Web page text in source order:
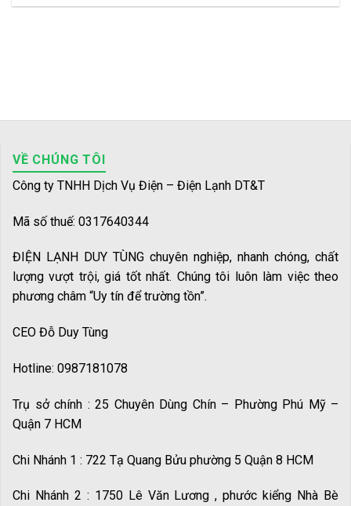
VỀ CHÚNG TÔI
Công ty TNHH Dịch Vụ Điện – Điện Lạnh DT&T
Mã số thuế: 0317640344
ĐIỆN LẠNH DUY TÙNG chuyên nghiệp, nhanh chóng, chất
lượng vượt trội, giá tốt nhất. Chúng tôi luôn làm việc theo
phương châm “Uy tín để trường tồn”.
CEO Đỗ Duy Tùng
Hotline: 0987181078
Trụ sở chính : 25 Chuyên Dùng Chín – Phường Phú Mỹ –
Quận 7 HCM
Chi Nhánh 1 : 722 Tạ Quang Bửu phường 5 Quận 8 HCM
Chi Nhánh 2 : 1750 Lê Văn Lương , phước kiểng Nhà Bè